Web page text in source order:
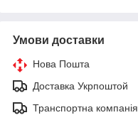
Умови доставки
Нова Пошта
Доставка Укрпоштой
Транспортна компанія